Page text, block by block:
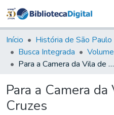
&
Início História de São Paulo
Busca Integrada
Para a Camera da Vila de Mogy das Cruzes
Para a Camera
Cruzes